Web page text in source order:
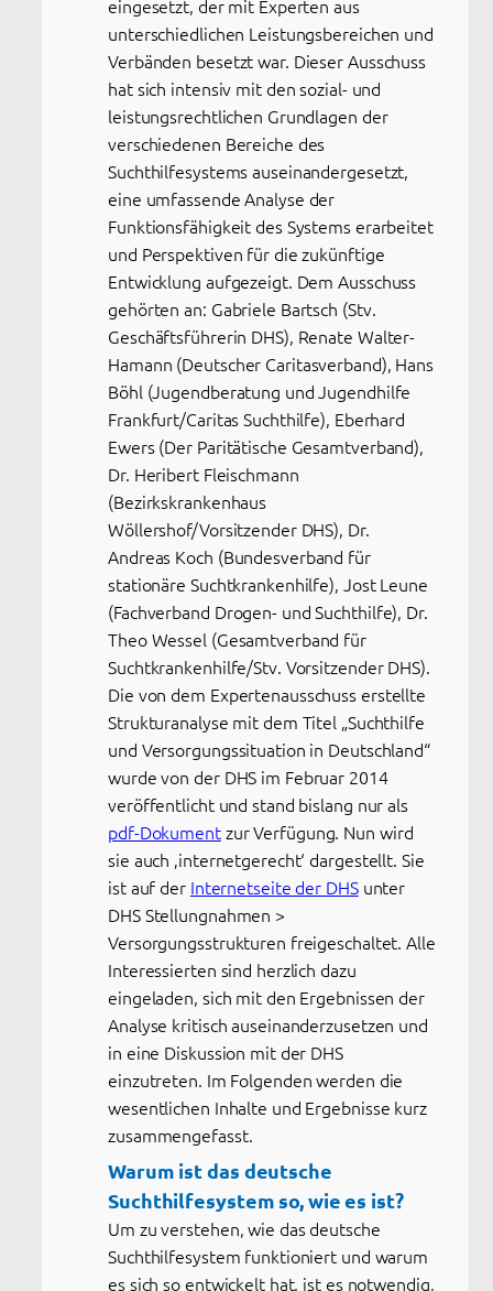
eingesetzt, der mit Experten aus
unterschiedlichen Leistungsbereichen und
Verbänden besetzt war. Dieser Ausschuss
hat sich intensiv mit den sozial- und
leistungsrechtlichen Grundlagen der
verschiedenen Bereiche des
Suchthilfesystems auseinandergesetzt,
eine umfassende Analyse der
Funktionsfähigkeit des Systems erarbeitet
und Perspektiven für die zukünftige
Entwicklung aufgezeigt. Dem Ausschuss
gehörten an: Gabriele Bartsch (Stv.
Geschäftsführerin DHS), Renate Walter-
Hamann (Deutscher Caritasverband), Hans
Böhl (Jugendberatung und Jugendhilfe
Frankfurt/Caritas Suchthilfe), Eberhard
Ewers (Der Paritätische Gesamtverband),
Dr. Heribert Fleischmann
(Bezirkskrankenhaus
Wöllershof/Vorsitzender DHS), Dr.
Andreas Koch (Bundesverband für
stationäre Suchtkrankenhilfe), Jost Leune
(Fachverband Drogen- und Suchthilfe), Dr.
Theo Wessel (Gesamtverband für
Suchtkrankenhilfe/Stv. Vorsitzender DHS).
Die von dem Expertenausschuss erstellte
Strukturanalyse mit dem Titel „Suchthilfe
und Versorgungssituation in Deutschland“
wurde von der DHS im Februar 2014
veröffentlicht und stand bislang nur als
pdf-Dokumentzur Verfügung. Nun wird
sie auch ‚internetgerecht‘ dargestellt. Sie
ist auf der Internetseite der DHSunter
DHS Stellungnahmen >
Versorgungsstrukturen freigeschaltet. Alle
Interessierten sind herzlich dazu
eingeladen, sich mit den Ergebnissen der
Analyse kritisch auseinanderzusetzen und
in eine Diskussion mit der DHS
einzutreten. Im Folgenden werden die
wesentlichen Inhalte und Ergebnisse kurz
zusammengefasst.
Warum ist das deutsche
Suchthilfesystem so, wie es ist?
Um zu verstehen, wie das deutsche
Suchthilfesystem funktioniert und warum
es sich so entwickelt hat, ist es notwendig,